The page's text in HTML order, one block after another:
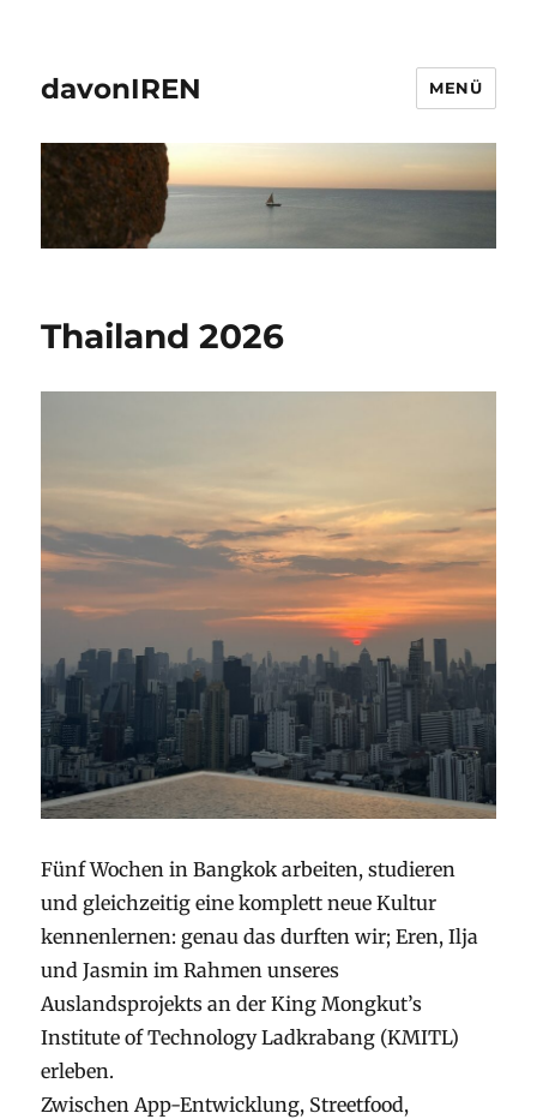
davonIREN MENÜ
Thailand 2026
Fünf Wochen in Bangkok arbeiten, studieren
und gleichzeitig eine komplett neue Kultur
kennenlernen: genau das durften wir; Eren, Ilja
und Jasmin im Rahmen unseres
Auslandsprojekts an der King Mongkut’s
Institute of Technology Ladkrabang (KMITL)
erleben.
Zwischen App-Entwicklung, Streetfood,